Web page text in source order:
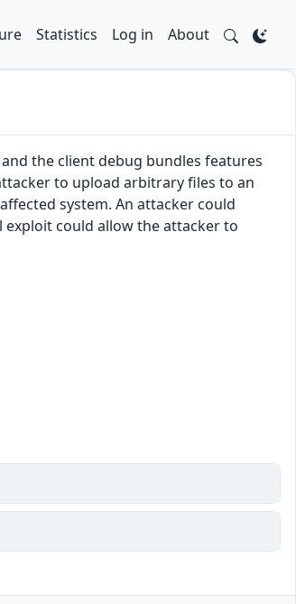
Statistics Log in About
the client debug bundles features
to upload arbitrary files to an
system. An attacker could
exploit could allow the attacker to